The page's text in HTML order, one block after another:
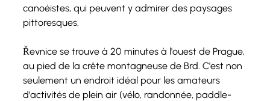
canoéistes, qui peuvent y admirer des paysages
pittoresques.
Řevnice se trouve à 20 minutes à l'ouest de Prague,
au pied de la crête montagneuse de Brd. C'est non
seulement un endroit idéal pour les amateurs
d'activités de plein air (vélo, randonnée, paddle-